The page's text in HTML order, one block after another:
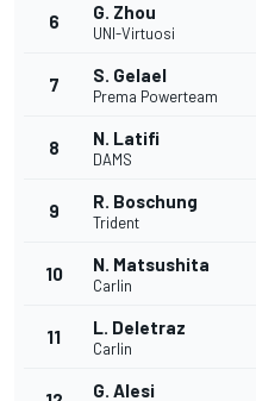
6 G. Zhou
UNI-Virtuosi
7 S. Gelael
Prema Powerteam
8 N. Latifi
DAMS
9 R. Boschung
Trident
10 N. Matsushita
Carlin
11 L. Deletraz
Carlin
G. Alesi